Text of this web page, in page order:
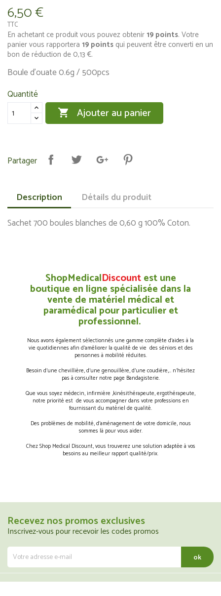
6,50 €
TTC
En achetant ce produit vous pouvez obtenir19 points. Votre
panier vous rapportera 19 points qui peuvent être converti en un
bon de réduction de 0,13 €.
Boule d'ouate 0.6g / 500pcs
Quantité
 Ajouter au panier
Partager
Description Détails du produit
Sachet 700 boules blanches de 0,60 g 100% Coton.
ShopMedicalDiscountest une
boutique en ligne spécialisée dans la
vente de matériel médical et
paramédical pour particulier et
professionnel.
Nous avons également sélectionnés une gamme complète d’aides à la
vie quotidiennes afin d’améliorer la qualité de vie des séniors et des
personnes à mobilité réduites.
Besoin d’une chevillière, d’une genouillère, d’une coudière,… n’hésitez
pas à consulter notre page Bandagisterie.
Que vous soyez médecin, infirmière ,kinésithérapeute, ergothérapeute,
notre priorité est de vous accompagner dans votre professions en
fournissant du matériel de qualité.
Des problèmes de mobilité, d’aménagement de votre domicile, nous
sommes là pour vous aider.
Chez Shop Medical Discount, vous trouverez une solution adaptée à vos
besoins au meilleur rapport qualité/prix.
Recevez nos promos exclusives
Inscrivez-vous pour recevoir les codes promos